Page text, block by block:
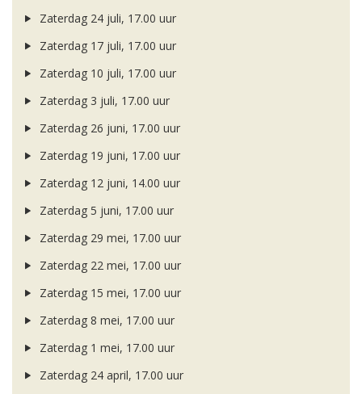
Zaterdag 24 juli, 17.00 uur
Zaterdag 17 juli, 17.00 uur
Zaterdag 10 juli, 17.00 uur
Zaterdag 3 juli, 17.00 uur
Zaterdag 26 juni, 17.00 uur
Zaterdag 19 juni, 17.00 uur
Zaterdag 12 juni, 14.00 uur
Zaterdag 5 juni, 17.00 uur
Zaterdag 29 mei, 17.00 uur
Zaterdag 22 mei, 17.00 uur
Zaterdag 15 mei, 17.00 uur
Zaterdag 8 mei, 17.00 uur
Zaterdag 1 mei, 17.00 uur
Zaterdag 24 april, 17.00 uur